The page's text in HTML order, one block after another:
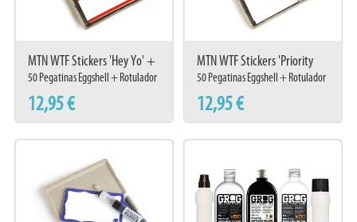
MTN WTF Stickers 'Hey Yo' +
Marker
50 Pegatinas Eggshell + Rotulador
12,95 €
MTN WTF Stickers 'Priority
Mail' + Marker
50 Pegatinas Eggshell + Rotulador
12,95 €